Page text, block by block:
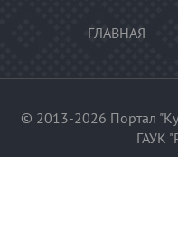
ГЛАВНАЯ
© 2013-2026 Портал
ГАУК